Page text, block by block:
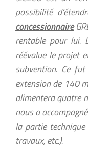
possibilité
concessionnaire
rentable pour lui.
réévalue le projet
subvention. Ce
extension de 140
alimentera quatre
nous a
la partie technique
travaux, etc.).